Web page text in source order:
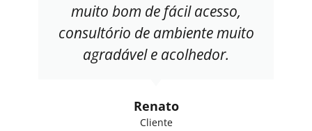
muito bom de fácil acesso,
consultório de ambiente muito
agradável e acolhedor.
Renato
Cliente